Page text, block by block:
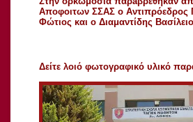
Αποφοιτων ΣΣΑΣ ο Αντιπρόεδρος
Φώτιος και ο Διαμαντίδης
Δείτε λοιό φωτογραφικό υλικό